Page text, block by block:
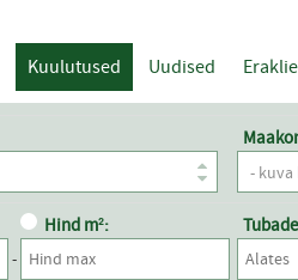
Kuulutused Uudised
- kuva
-
Hind m²: